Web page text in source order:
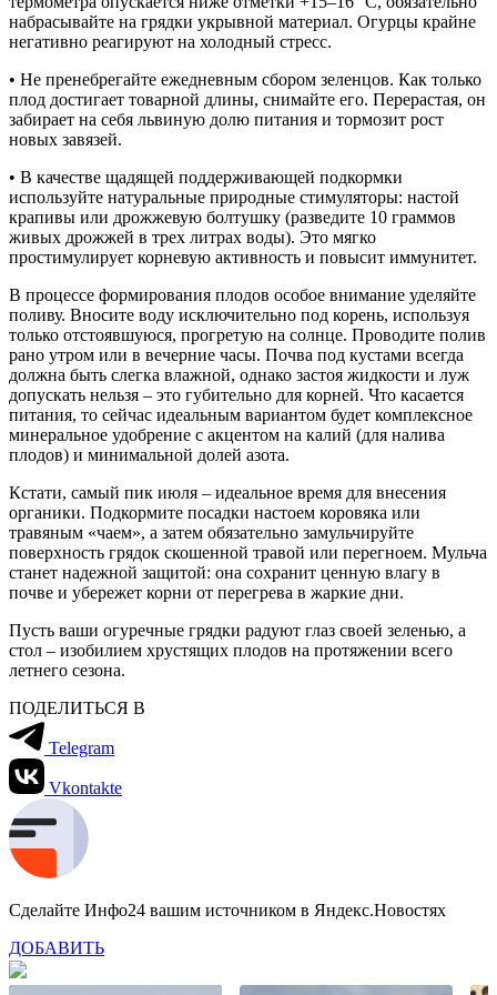
набрасывайте на грядки укрывной материал. Огурцы крайне
негативно реагируют на холодный стресс.
• Не пренебрегайте ежедневным сбором зеленцов. Как только
плод достигает товарной длины, снимайте его. Перерастая, он
забирает на себя львиную долю питания и тормозит рост
новых завязей.
• В качестве щадящей поддерживающей подкормки
используйте натуральные природные стимуляторы: настой
крапивы или дрожжевую болтушку (разведите 10 граммов
живых дрожжей в трех литрах воды). Это мягко
простимулирует корневую активность и повысит иммунитет.
В процессе формирования плодов особое внимание уделяйте
поливу. Вносите воду исключительно под корень, используя
только отстоявшуюся, прогретую на солнце. Проводите полив
рано утром или в вечерние часы. Почва под кустами всегда
должна быть слегка влажной, однако застоя жидкости и луж
допускать нельзя – это губительно для корней. Что касается
питания, то сейчас идеальным вариантом будет комплексное
минеральное удобрение с акцентом на калий (для налива
плодов) и минимальной долей азота.
Кстати, самый пик июля – идеальное время для внесения
органики. Подкормите посадки настоем коровяка или
травяным «чаем», а затем обязательно замульчируйте
поверхность грядок скошенной травой или перегноем. Мульча
станет надежной защитой: она сохранит ценную влагу в
почве и убережет корни от перегрева в жаркие дни.
Пусть ваши огуречные грядки радуют глаз своей зеленью, а
стол – изобилием хрустящих плодов на протяжении всего
летнего сезона.
ПОДЕЛИТЬСЯ В
Telegram
Vkontakte
Сделайте Инфо24 вашим источником в Яндекс.Новостях
ДОБАВИТЬ